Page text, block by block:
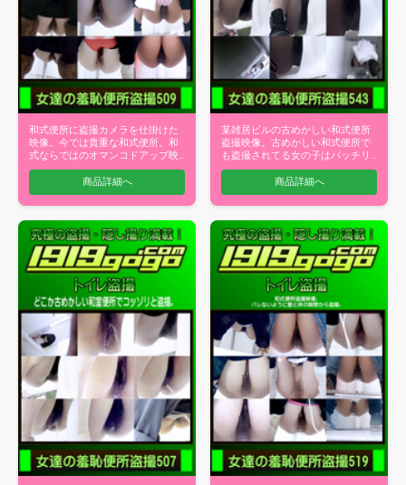
和式便所に盗撮カメラを仕掛けた
映像。今では貴重な和式便所。和
式ならではのオマンコドアップ映
像が楽しめ…
商品詳細へ
某雑居ビルの古めかしい和式便所
盗撮映像。古めかしい和式便所で
も盗撮されてる女の子はバッチリ
ドアップ鮮…
商品詳細へ